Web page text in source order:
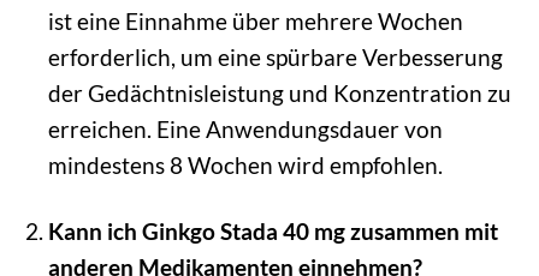
ist eine Einnahme über mehrere Wochen
erforderlich, um eine spürbare Verbesserung
der Gedächtnisleistung und Konzentration zu
erreichen. Eine Anwendungsdauer von
mindestens 8 Wochen wird empfohlen.
Kann ich Ginkgo Stada 40 mg zusammen mit
anderen Medikamenten einnehmen?